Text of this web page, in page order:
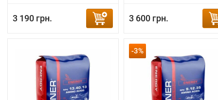
3 190 грн. 3 600 грн.
-3%